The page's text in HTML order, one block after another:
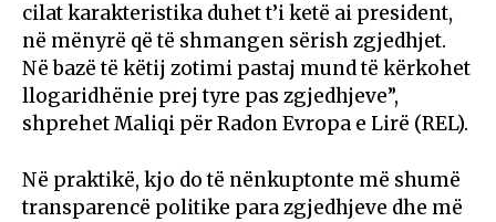
cilat karakteristika duhet t’i ketë ai president,
në mënyrë që të shmangen sërish zgjedhjet.
Në bazë të këtij zotimi pastaj mund të kërkohet
llogaridhënie prej tyre pas zgjedhjeve”,
shprehet Maliqi për Radon Evropa e Lirë (REL).
Në praktikë, kjo do të nënkuptonte më shumë
transparencë politike para zgjedhjeve dhe më